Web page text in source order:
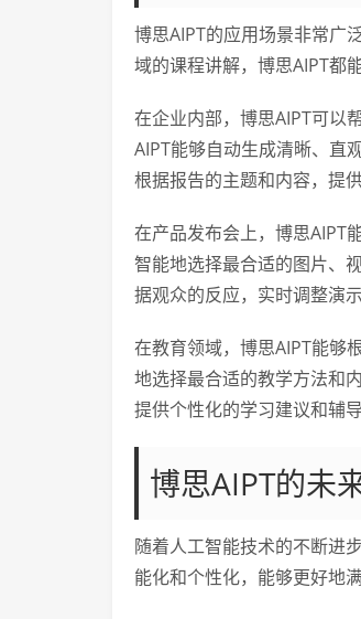
博思AIPT的应用场景非常广
域的课程讲解，博思AIPT都
在企业内部，博思AIPT可以
AIPT能够自动生成清晰、直
根据报告的主题和内容，提
在产品发布会上，博思AIPT
智能地选择最合适的图片、
据观众的反应，实时调整演
在教育领域，博思AIPT能够
地选择最合适的教学方法和
提供个性化的学习建议和辅
博思AIPT的未
随着人工智能技术的不断进
能化和个性化，能够更好地